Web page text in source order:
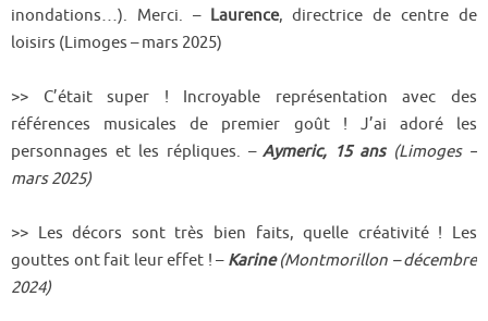
inondations…). Merci. – Laurence, directrice de centre de
loisirs (Limoges – mars 2025)
>> C’était super ! Incroyable représentation avec des
références musicales de premier goût ! J’ai adoré les
personnages et les répliques. –Aymeric, 15 ans (Limoges –
mars 2025)
>> Les décors sont très bien faits, quelle créativité ! Les
gouttes ont fait leur effet ! – Karine(Montmorillon – décembre
2024)